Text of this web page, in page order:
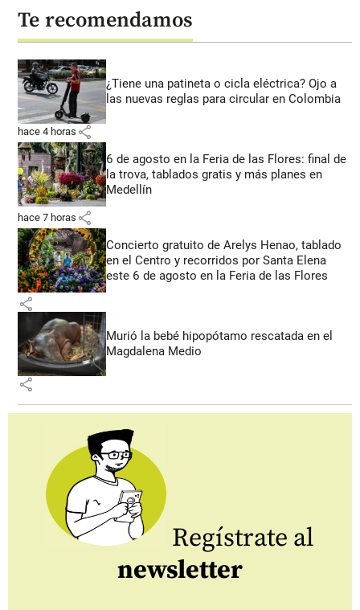
Te recomendamos
¿Tiene una patineta o cicla eléctrica? Ojo a
las nuevas reglas para circular en Colombia
hace 4 horas share
6 de agosto en la Feria de las Flores: final de
la trova, tablados gratis y más planes en
Medellín
hace 7 horas share
Concierto gratuito de Arelys Henao, tablado
en el Centro y recorridos por Santa Elena
este 6 de agosto en la Feria de las Flores
share
Murió la bebé hipopótamo rescatada en el
Magdalena Medio
share
Regístrate al
newsletter